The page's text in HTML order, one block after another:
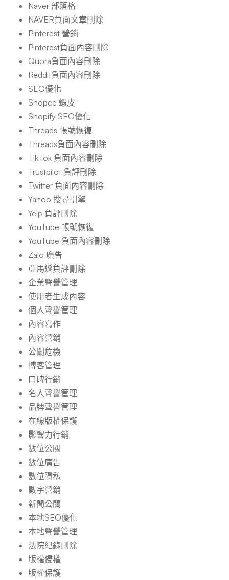
Naver 部落格
NAVER負面文章刪除
Pinterest 營銷
Pinterest負面內容刪除
Quora負面內容刪除
Reddit負面內容刪除
SEO優化
Shopee 蝦皮
Shopify SEO優化
Threads 帳號恢復
Threads負面內容刪除
TikTok 負面內容刪除
Trustpilot 負評刪除
Twitter 負面內容刪除
Yahoo 搜尋引擎
Yelp 負評刪除
YouTube 帳號恢復
YouTube 負面內容刪除
Zalo 廣告
亞馬遜負評刪除
企業聲譽管理
使用者生成內容
個人聲譽管理
內容寫作
內容營銷
公關危機
博客管理
口碑行銷
名人聲譽管理
品牌聲譽管理
在線版權保護
影響力行銷
數位公關
數位廣告
數位隱私
數字營銷
新聞公關
本地SEO優化
本地聲譽管理
法院紀錄刪除
版權侵權
版權保護